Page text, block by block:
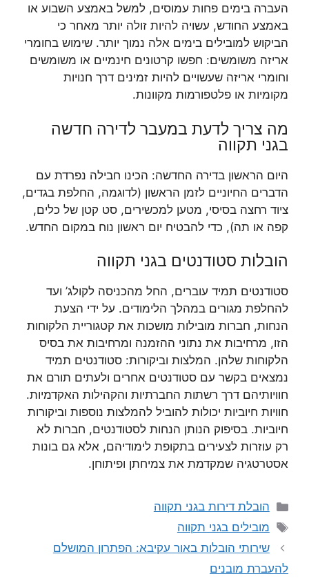
העברה בימים פחות עמוסים, למשל באמצע השבוע או
באמצע החודש, עשויה להיות זולה יותר מאחר כי
הביקוש למובילים בימים אלה נמוך יותר. שימוש בחומרי
אריזה משומשים: חפשו קרטונים חינמיים או משומשים
וחומרי אריזה שעשויים להיות זמינים דרך חנויות
מקומיות או פלטפורמות מקוונות.
מה צריך לדעת במעבר לדירה חדשה
בגני תקווה
היום הראשון בדירה החדשה: הכינו חבילה נפרדת עם
הדברים החיוניים לזמן הראשון (לדוגמה, החלפת בגדים,
ציוד רחצה בסיסי, מטען למכשירים, סט קטן של כלים,
קפה או תה), כדי להבטיח יום ראשון נוח במקום החדש.
הובלות סטודנטים בגני תקווה
סטודנטים תמיד עוברים, החל מהכניסה לקולג’ ועד
להחלפת מגורים במהלך הלימודים. על ידי הצעת
הנחות, חברות מובילות מושכות את קטגוריית הלקוחות
הזו, מרחיבות את נתוני ההזמנה ומרחיבות את בסיס
הלקוחות שלהן. המלצות וביקורות: סטודנטים תמיד
נמצאים בקשר עם סטודנטים אחרים ולעתים תורם את
חוויותיהם דרך רשתות החברתיות והקהילות האקדמיות.
חוויות חיוביות יכולות להוביל להמלצות נוספות וביקורות
חיוביות. בסיפוק הנותן הנחות לסטודנטים, חברות לא
רק עוזרות לצעירים בתקופת לימודיהם, אלא גם בונות
אסטרטגיה שמקדמת את צמיחתן ופיתוחן.
קטגוריות
הובלת דירות בגני תקווה
תגיות
מובילים בגני תקווה
שירותי הובלות באור עקיבא: הפתרון המושלם
להעברת מובנים